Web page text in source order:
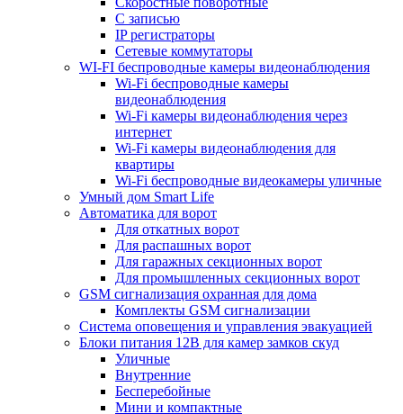
С записью
IP регистраторы
Сетевые коммутаторы
WI-FI беспроводные камеры видеонаблюдения
Wi-Fi беспроводные камеры
видеонаблюдения
Wi-Fi камеры видеонаблюдения через
интернет
Wi-Fi камеры видеонаблюдения для
квартиры
Wi-Fi беспроводные видеокамеры уличные
Умный дом Smart Life
Автоматика для ворот
Для откатных ворот
Для распашных ворот
Для гаражных секционных ворот
Для промышленных секционных ворот
GSM сигнализация охранная для дома
Комплекты GSM сигнализации
Cистема оповещения и управления эвакуацией
Блоки питания 12В для камер замков скуд
Уличные
Внутренние
Бесперебойные
Мини и компактные